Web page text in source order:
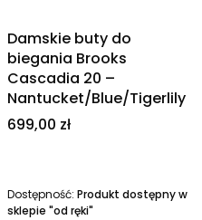
Damskie buty do
biegania Brooks
Cascadia 20 –
Nantucket/Blue/Tigerlily
Cena
699,00 zł
Dostępność: Produkt dostępny w
sklepie "od ręki"